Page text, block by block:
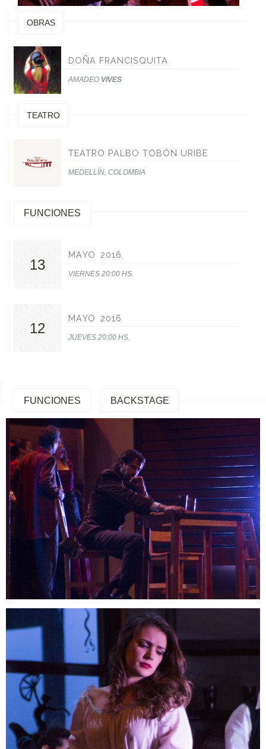
OBRAS
DOÑA FRANCISQUITA
AMADEO VIVES
TEATRO
TEATRO PALBO TOBÓN URIBE
MEDELLÍN, COLOMBIA
FUNCIONES
13
MAYO 2016
VIERNES 20:00 HS.
12
MAYO 2016
JUEVES 20:00 HS.
FUNCIONES BACKSTAGE